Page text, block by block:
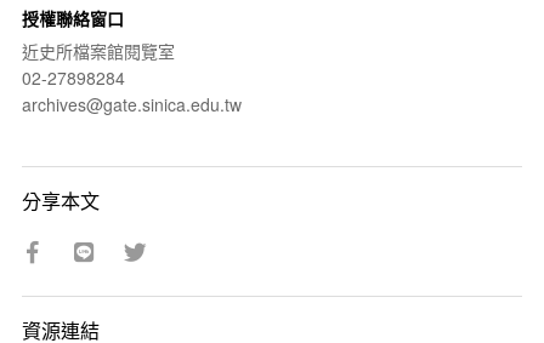
授權聯絡窗口
近史所檔案館閱覽室
02-27898284
archives@gate.sinica.edu.tw
分享本文
資源連結